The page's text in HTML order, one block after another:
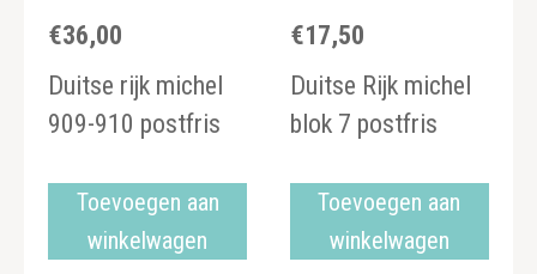
€36,00
Duitse rijk michel
909-910 postfris
Toevoegen aan
winkelwagen
€17,50
Duitse Rijk michel
blok 7 postfris
Toevoegen aan
winkelwagen